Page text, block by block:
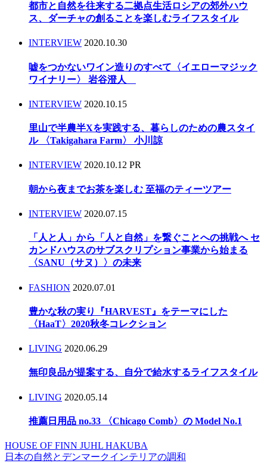
都市と自然を往来する二拠点生活ロシアの郊外ハウ
ス、ダーチャの創ることを楽しむライフスタイル
INTERVIEW 2020.10.30
嘘をつかないワイン造りのすべて〈イエローマジック
ワイナリー〉 岩谷澄人
INTERVIEW 2020.10.15
里山で半農半Xを実践する、暮らしのための農スタイ
ル 〈Takigahara Farm〉 小川諒
INTERVIEW 2020.10.12 PR
朝から夜までお茶を楽しむ 至福のティーツアー
INTERVIEW 2020.07.15
「人と人」から「人と自然」を繋ぐことへの挑戦へ セ
カンドハウスのサブスクリプション事業から始まる
〈SANU（サヌ）〉の未来
FASHION 2020.07.01
豊かな秋の実り『HARVEST』をテーマにした
〈HaaT〉2020秋冬コレクション
LIVING 2020.06.29
無印良品が提案する、自分で給水するライフスタイル
LIVING 2020.05.14
推薦日用品 no.33 〈Chicago Comb〉の Model No.1
HOUSE OF FINN JUHL HAKUBA
日本の自然とデンマークインテリアの調和